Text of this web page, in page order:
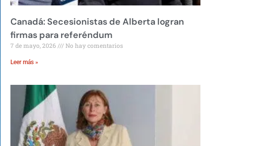
Canadá: Secesionistas de Alberta logran
firmas para referéndum
7 de mayo, 2026 No hay comentarios
Leer más »